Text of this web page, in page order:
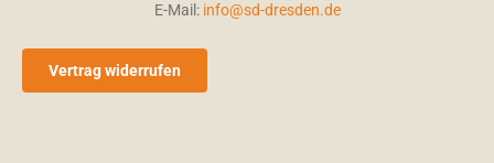
E-Mail: info@sd-dresden.de
Vertrag widerrufen